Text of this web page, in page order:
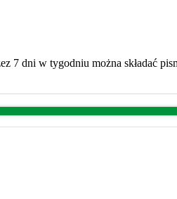
7 dni w tygodniu można składać